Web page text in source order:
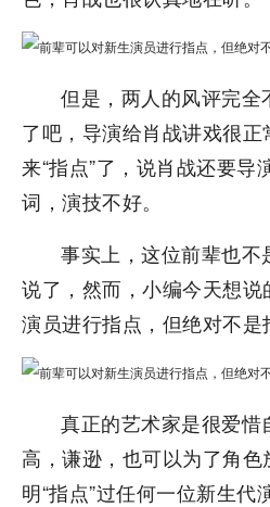
但是，两人的风评完
了吧，导演给肖战讲戏很
来“指点”了，说肖战还要导
词，演技不好。
事实上，这位前辈也
说了，然而，小编今天想
演员进行指点，但绝对不
真正的艺术家是很爱
高，谦逊，也可以为了角
明“指点”过任何一位新生代